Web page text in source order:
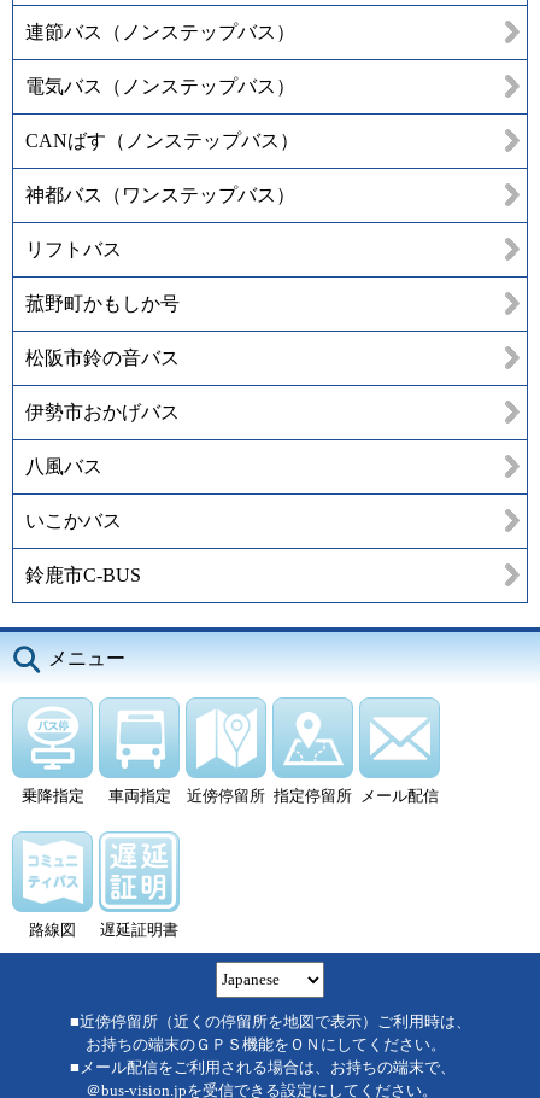
連節バス（ノンステップバス）
電気バス（ノンステップバス）
CANばす（ノンステップバス）
神都バス（ワンステップバス）
リフトバス
菰野町かもしか号
松阪市鈴の音バス
伊勢市おかげバス
八風バス
いこかバス
鈴鹿市C-BUS
メニュー
乗降指定 車両指定 近傍停留所 指定停留所 メール配信
路線図 遅延証明書
■近傍停留所（近くの停留所を地図で表示）ご利用時は、
お持ちの端末のＧＰＳ機能をＯＮにしてください。
■メール配信をご利用される場合は、お持ちの端末で、
＠bus-vision.jpを受信できる設定にしてください。